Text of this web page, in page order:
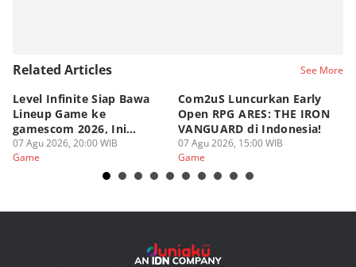
Related Articles See More
Level Infinite Siap Bawa
Lineup Game ke
gamescom 2026, Ini
Judulnya!
07 Agu 2026, 20:00 WIB
Game
Com2uS Luncurkan Early
Open RPG ARES: THE IRON
VANGUARD di Indonesia!
07 Agu 2026, 15:00 WIB
Game